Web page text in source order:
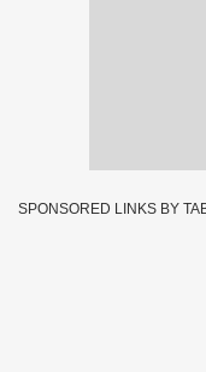
SPONSORED LINKS BY